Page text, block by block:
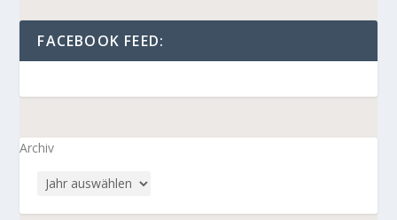
FACEBOOK FEED:
Archiv